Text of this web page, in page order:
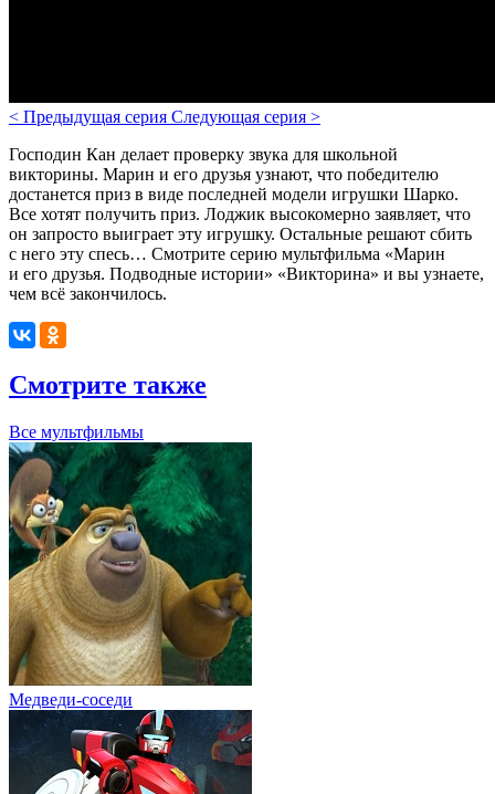
< Предыдущая серия Следующая серия >
Господин Кан делает проверку звука для школьной
викторины. Марин и его друзья узнают, что победителю
достанется приз в виде последней модели игрушки Шарко.
Все хотят получить приз. Лоджик высокомерно заявляет, что
он запросто выиграет эту игрушку. Остальные решают сбить
с него эту спесь… Смотрите серию мультфильма «Марин
и его друзья. Подводные истории» «Викторина» и вы узнаете,
чем всё закончилось.
Смотрите также
Все мультфильмы
Медведи-соседи